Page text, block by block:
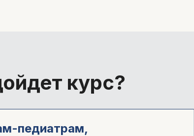
педиатрам,
курс?